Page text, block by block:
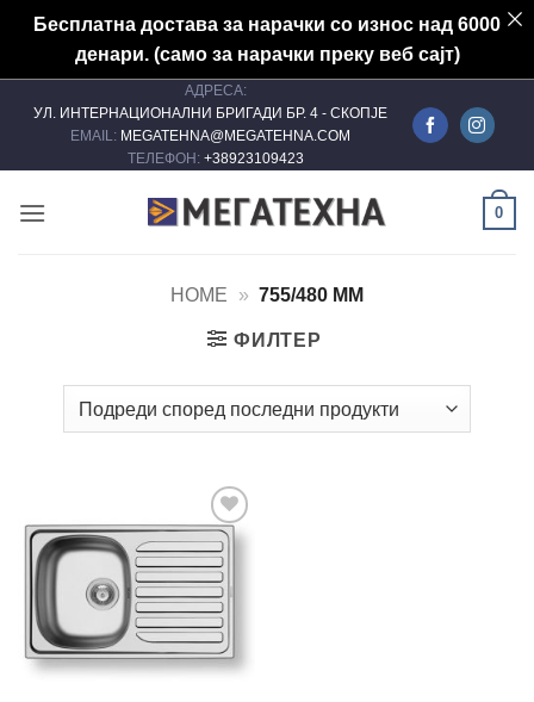
Бесплатна достава за нарачки со износ над 6000
денари. (само за нарачки преку веб сајт)
АДРЕСА:
УЛ. ИНТЕРНАЦИОНАЛНИ БРИГАДИ БР. 4 - СКОПЈЕ
EMAIL: MEGATEHNA@MEGATEHNA.COM
ТЕЛЕФОН: +38923109423
0
HOME » 755/480 MM
ФИЛТЕР
Add to
wishlist